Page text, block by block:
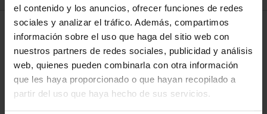
el contenido y los anuncios, ofrecer funciones de redes
sociales y analizar el tráfico. Además, compartimos
información sobre el uso que haga del sitio web con
nuestros partners de redes sociales, publicidad y análisis
web, quienes pueden combinarla con otra información
que les haya proporcionado o que hayan recopilado a
partir del uso que haya hecho de sus servicios.
4 Productos encontrados